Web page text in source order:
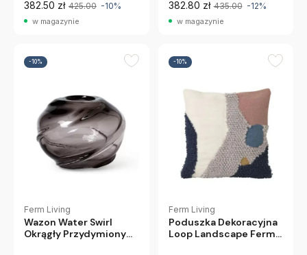
382.50 zł 425.00 -10%
w magazynie
382.80 zł 435.00 -12%
w magazynie
-10%
Ferm Living
Wazon Water Swirl
Okrągły Przydymiony
-10%
Ferm Living
Poduszka Dekoracyjna
Loop Landscape Ferm